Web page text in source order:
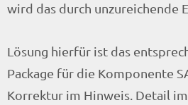
wird das durch unzureichende
Lösung hierfür ist das
Package für die Komponente
Korrektur im Hinweis. Detail